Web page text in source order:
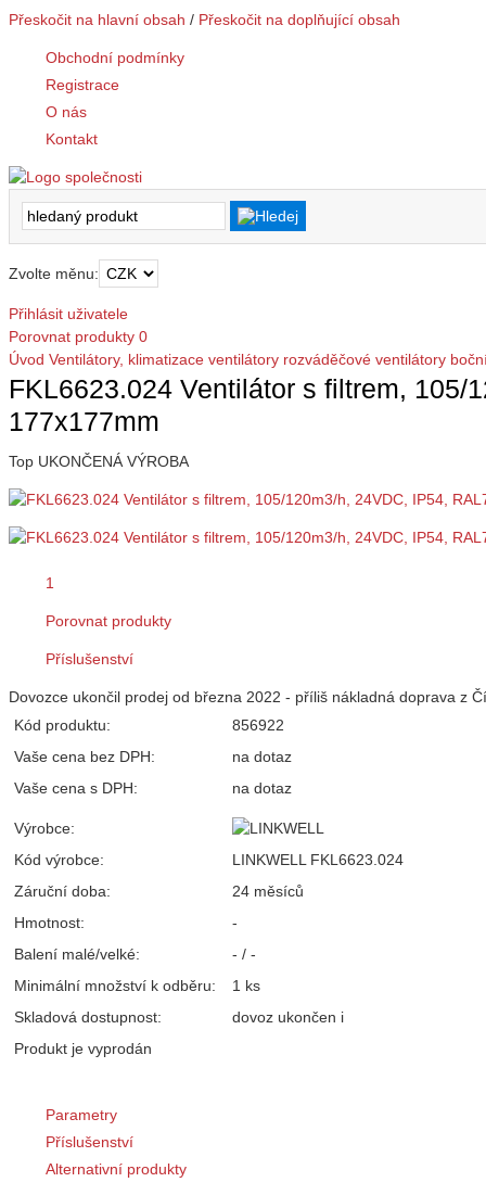
Přeskočit na hlavní obsah / Přeskočit na doplňující obsah
Obchodní podmínky
Registrace
O nás
Kontakt
Zvolte měnu:
Přihlásit uživatele
Porovnat produkty 0
Úvod Ventilátory, klimatizace ventilátory rozváděčové ventilátory
FKL6623.024 Ventilátor s filtrem, 105/
177x177mm
Top UKONČENÁ VÝROBA
1
Porovnat produkty
Příslušenství
Dovozce ukončil prodej od března 2022 - příliš nákladná doprava z
Kód produktu:
856922
Vaše cena bez DPH:
na dotaz
Vaše cena s DPH:
na dotaz
Výrobce:
Kód výrobce:
LINKWELL FKL6623.024
Záruční doba:
24 měsíců
Hmotnost:
-
Balení malé/velké:
- / -
Minimální množství k odběru:
1 ks
Skladová dostupnost:
dovoz ukončen i
Produkt je vyprodán
Parametry
Příslušenství
Alternativní produkty